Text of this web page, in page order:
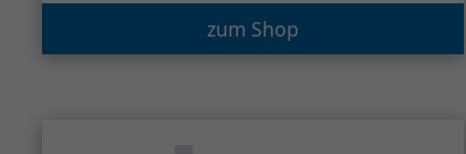
zum Shop